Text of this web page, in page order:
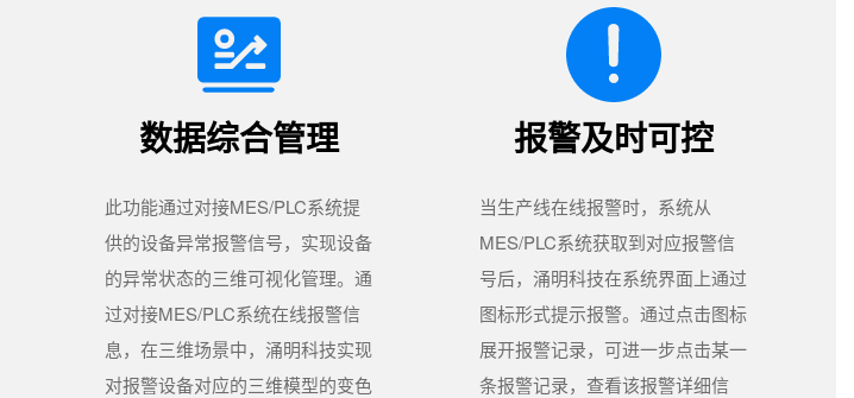
数据综合管理 报警及时可控
此功能通过对接MES/PLC系统提
供的设备异常报警信号，实现设备
的异常状态的三维可视化管理。通
过对接MES/PLC系统在线报警信
息，在三维场景中，涌明科技实现
对报警设备对应的三维模型的变色
当生产线在线报警时，系统从
MES/PLC系统获取到对应报警信
号后，涌明科技在系统界面上通过
图标形式提示报警。通过点击图标
展开报警记录，可进一步点击某一
条报警记录，查看该报警详细信